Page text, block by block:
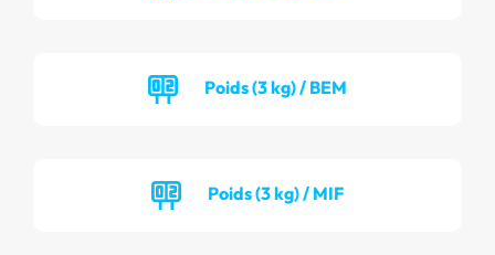
Poids (3 kg) / BEM
Poids (3 kg) / MIF